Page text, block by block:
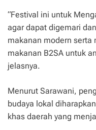
“Festival ini untuk
agar dapat digemari
makanan modern serta
makanan B2SA untuk
jelasnya.
Menurut Sarawani,
budaya lokal
khas daerah yang